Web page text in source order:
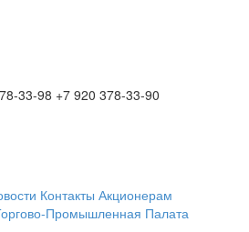
33-98 +7 920 378-33-90
Контакты Акционерам
Промышленная Палата